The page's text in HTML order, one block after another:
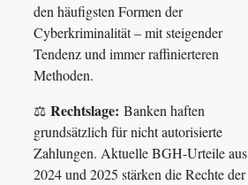
den häufigsten Formen der
Cyberkriminalität – mit steigender
Tendenz und immer raffinierteren
Methoden.
⚖️ Rechtslage: Banken haften
grundsätzlich für nicht autorisierte
Zahlungen. Aktuelle BGH-Urteile aus
2024 und 2025 stärken die Rechte der